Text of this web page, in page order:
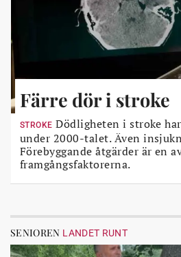
Färre dör i stroke
STROKE Dödligheten i stroke
under 2000-talet. Även
Förebyggande åtgärder är en
framgångsfaktorerna.
SENIOREN LANDET RUNT